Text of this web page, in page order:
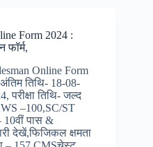
Form 2024 :
Online Form
तिथि- 18-08-
परीक्षा तिथि- जल्द
–100,SC/ST
10वीं पास &
देखें,फिजिकल क्षमता